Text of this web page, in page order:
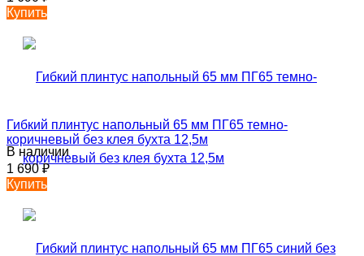
Купить
Гибкий плинтус напольный 65 мм ПГ65 темно-
коричневый без клея бухта 12,5м
В наличии
1 690₽
Купить